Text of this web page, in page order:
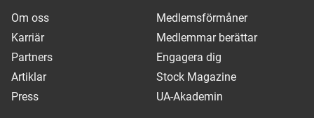
Om oss
Karriär
Partners
Artiklar
Press
Medlemsförmåner
Medlemmar berättar
Engagera dig
Stock Magazine
UA-Akademin